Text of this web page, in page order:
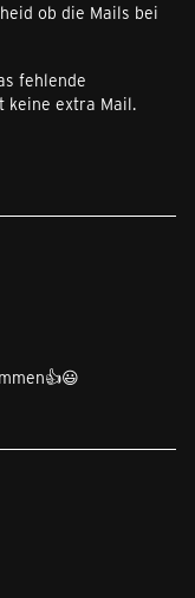
ob die Mails bei
fehlende
keine extra Mail.